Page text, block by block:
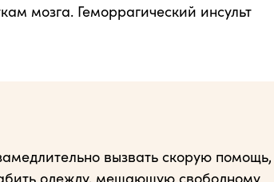
мозга. Геморрагический инсульт
вызвать скорую помощь,
одежду, мешающую свободному